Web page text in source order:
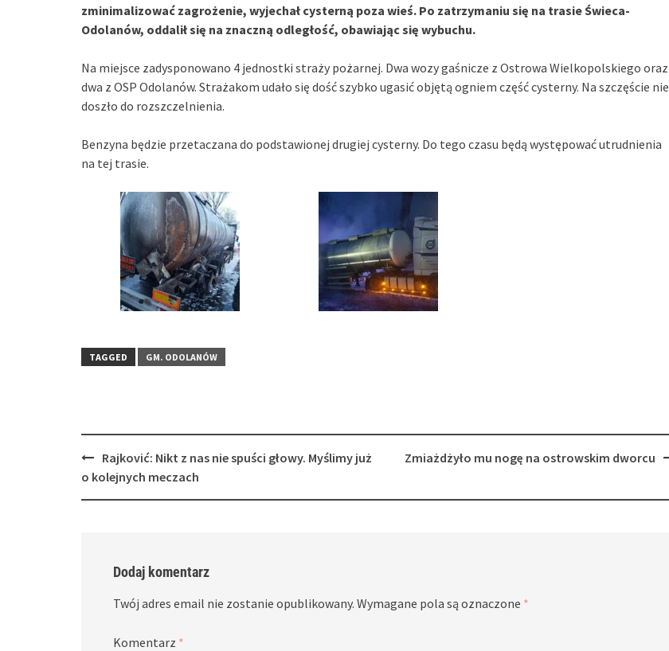
zminimalizować zagrożenie, wyjechał cysterną poza wieś. Po zatrzymaniu się na trasie Świeca-
Odolanów, oddalił się na znaczną odległość, obawiając się wybuchu.
Na miejsce zadysponowano 4 jednostki straży pożarnej. Dwa wozy gaśnicze z Ostrowa Wielkopolskiego oraz
dwa z OSP Odolanów. Strażakom udało się dość szybko ugasić objętą ogniem część cysterny. Na szczęście nie
doszło do rozszczelnienia.
Benzyna będzie przetaczana do podstawionej drugiej cysterny. Do tego czasu będą występować utrudnienia
na tej trasie.
TAGGED GM. ODOLANÓW
Post
navigation
Rajković: Nikt z nas nie spuści głowy. Myślimy już
o kolejnych meczach
Zmiażdżyło mu nogę na ostrowskim dworcu
Dodaj komentarz
Twój adres email nie zostanie opublikowany. Wymagane pola są oznaczone *
Komentarz *